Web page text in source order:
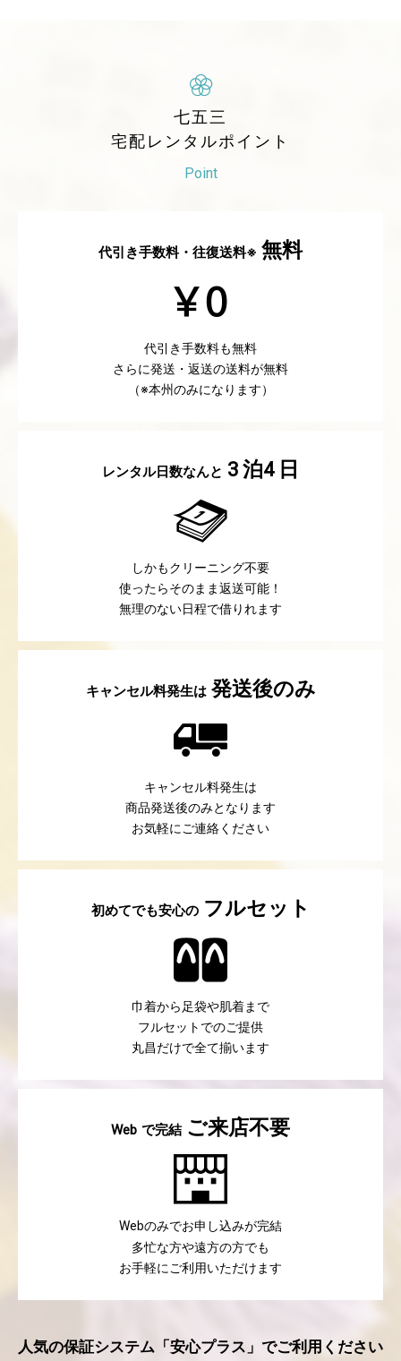
七五三
宅配レンタルポイント
Point
代引き手数料・往復送料※ 無料
代引き手数料も無料
さらに発送・返送の送料が無料
（※本州のみになります）
レンタル日数なんと 3 泊4 日
しかもクリーニング不要
使ったらそのまま返送可能！
無理のない日程で借りれます
キャンセル料発生は 発送後のみ
キャンセル料発生は
商品発送後のみとなります
お気軽にご連絡ください
初めてでも安心の フルセット
巾着から足袋や肌着まで
フルセットでのご提供
丸昌だけで全て揃います
Web で完結 ご来店不要
Webのみでお申し込みが完結
多忙な方や遠方の方でも
お手軽にご利用いただけます
人気の保証システム「安心プラス」でご利用ください